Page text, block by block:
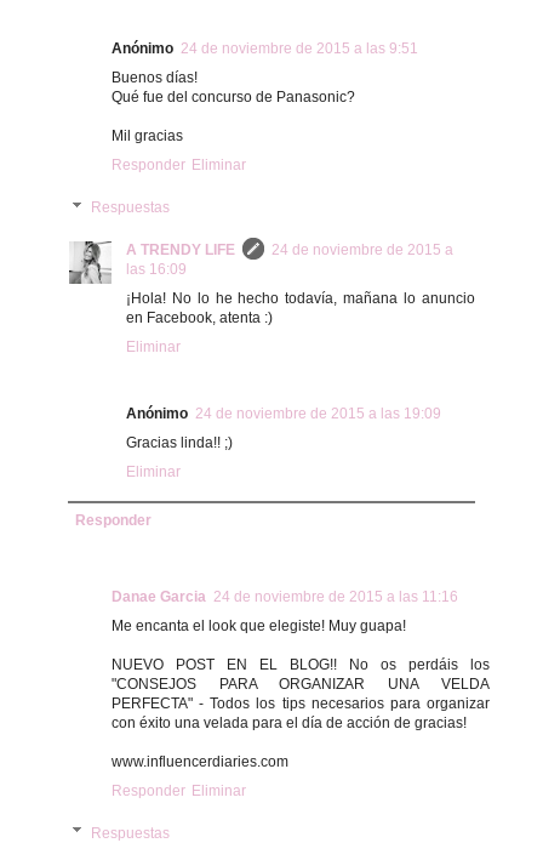
Anónimo 24 de noviembre de 2015 a las 9:51
Buenos días!
Qué fue del concurso de Panasonic?
Mil gracias
Responder Eliminar
Respuestas
A TRENDY LIFE
24 de noviembre de 2015 a
las 16:09
¡Hola! No lo he hecho todavía, mañana lo anuncio
en Facebook, atenta :)
Eliminar
Anónimo 24 de noviembre de 2015 a las 19:09
Gracias linda!! ;)
Eliminar
Responder
Danae Garcia 24 de noviembre de 2015 a las 11:16
Me encanta el look que elegiste! Muy guapa!
NUEVO POST EN EL BLOG!! No os perdáis los
"CONSEJOS PARA ORGANIZAR UNA VELDA
PERFECTA" - Todos los tips necesarios para organizar
con éxito una velada para el día de acción de gracias!
www.influencerdiaries.com
Responder Eliminar
Respuestas